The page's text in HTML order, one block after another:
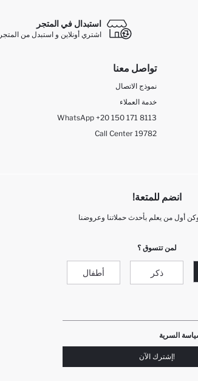
استبدال في المتجر
اشتري أونلاين و استبدل من المتجر
تواصل معنا
نموذج الاتصال
خدمة العملاء
WhatsApp +20 150 171 8113
Call Center 19782
انضم للمتعة!
أول من يعلم بأحدث حملاتنا وعروضنا
لمن تتسوق ؟
ذكر أطفال
السرية
!إشترك الآن